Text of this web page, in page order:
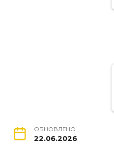
ОБНОВЛЕНО
22.06.2026